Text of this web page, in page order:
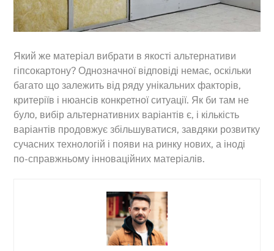
Який же матеріал вибрати в якості альтернативи
гіпсокартону? Однозначної відповіді немає, оскільки
багато що залежить від ряду унікальних факторів,
критеріїв і нюансів конкретної ситуації. Як би там не
було, вибір альтернативних варіантів є, і кількість
варіантів продовжує збільшуватися, завдяки розвитку
сучасних технологій і появи на ринку нових, а іноді
по-справжньому інноваційних матеріалів.